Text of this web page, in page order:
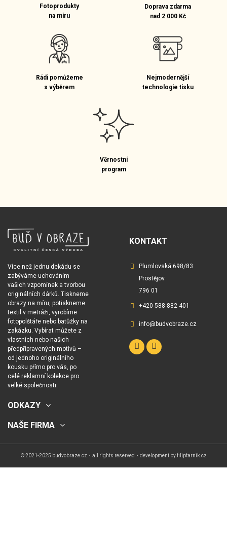
Fotoprodukty
na míru
Doprava zdarma
nad 2 000 Kč
Rádi pomůžeme
s výběrem
Nejmodernější
technologie tisku
Věrnostní
program
Více než jednu dekádu se
zabýváme uchováním
vašich vzpomínek a tvorbou
originálních dárků. Tiskneme
obrazy na míru, potiskneme
textil v metráži, vyrobíme
fotopolštáře nebo batůžky na
zakázku. Vybírat můžete z
vlastních nebo našich
předpřipravených motivů –
od jednoho originálního
kousku přímo pro vás, po
celé reklamní kolekce pro
velké společnosti.
KONTAKT
Plumlovská 698/83
Prostějov
796 01
+420 588 882 401
info@budvobraze.cz
ODKAZY
NAŠE FIRMA
© 2021-2025 budvobraze.cz・all rights reserved・development byfilipfarnik.cz